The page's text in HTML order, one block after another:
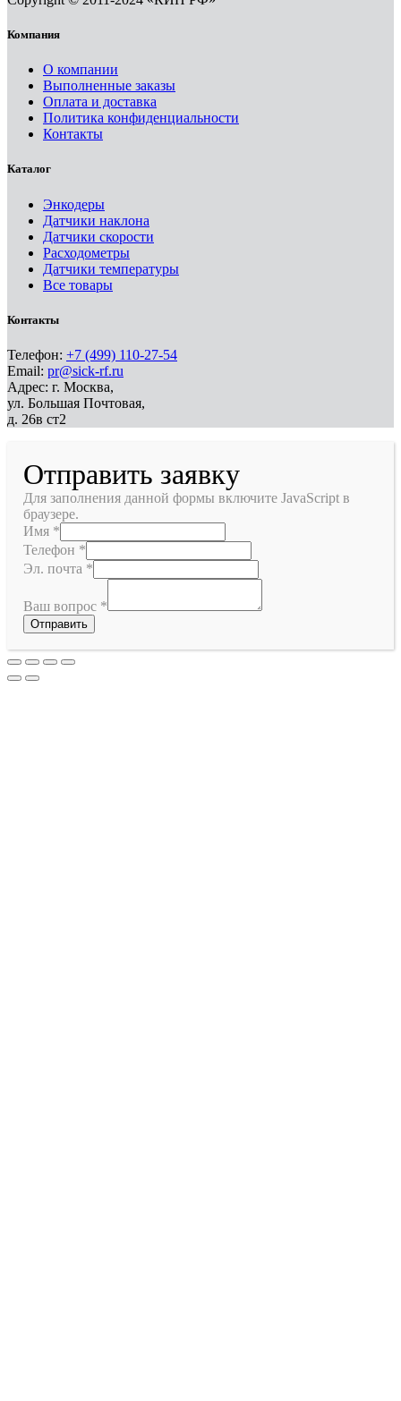
Компания
О компании
Выполненные заказы
Оплата и доставка
Политика конфиденциальности
Контакты
Каталог
Энкодеры
Датчики наклона
Датчики скорости
Расходометры
Датчики температуры
Все товары
Контакты
Телефон: +7 (499) 110-27-54
Email: pr@sick-rf.ru
Адрес: г. Москва,
ул. Большая Почтовая,
д. 26в ст2
Отправить заявку
Для заполнения данной формы включите JavaScript в
браузере.
Имя *
Телефон *
Эл. почта *
Ваш вопрос *
Отправить